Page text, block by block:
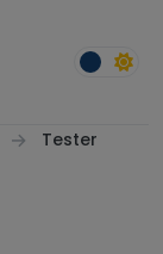
Tester